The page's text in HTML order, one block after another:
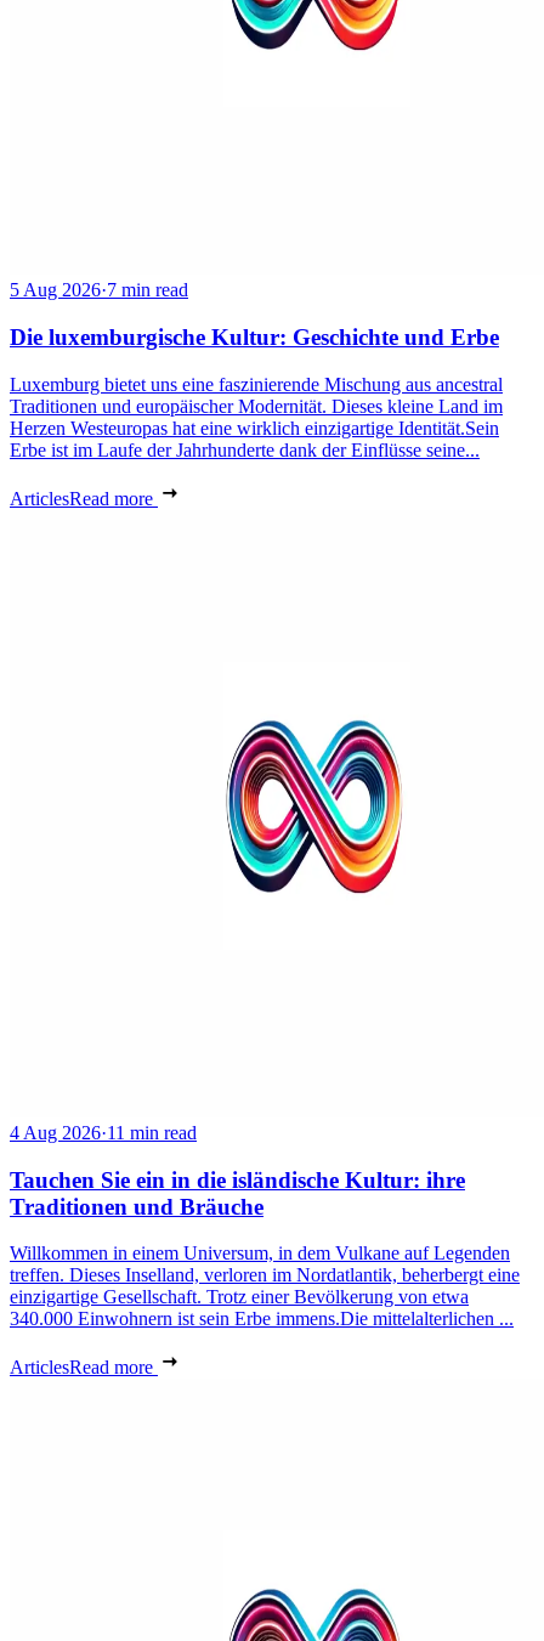
5 Aug 2026·7 min read
Die luxemburgische Kultur: Geschichte und Erbe
Luxemburg bietet uns eine faszinierende Mischung aus ancestral
Traditionen und europäischer Modernität. Dieses kleine Land im
Herzen Westeuropas hat eine wirklich einzigartige Identität.Sein
Erbe ist im Laufe der Jahrhunderte dank der Einflüsse seine...
ArticlesRead more
4 Aug 2026·11 min read
Tauchen Sie ein in die isländische Kultur: ihre
Traditionen und Bräuche
Willkommen in einem Universum, in dem Vulkane auf Legenden
treffen. Dieses Inselland, verloren im Nordatlantik, beherbergt eine
einzigartige Gesellschaft. Trotz einer Bevölkerung von etwa
340.000 Einwohnern ist sein Erbe immens.Die mittelalterlichen ...
ArticlesRead more